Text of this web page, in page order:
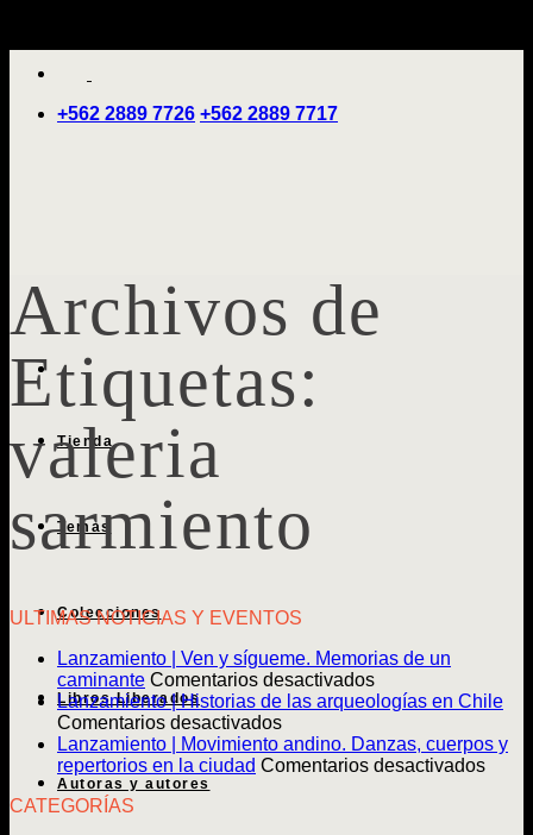
+562 2889 7726 +562 2889 7717
Tienda
Temas
Colecciones
Libros Liberados
Autoras y autores
Archivos de
Etiquetas:
valeria
sarmiento
ULTIMAS NOTICIAS Y EVENTOS
Lanzamiento | Ven y sígueme. Memorias de un
caminante Comentarios desactivadosen
Lanzamiento
Ven
y
Lanzamiento | Historias de las arqueologías en Chile
Comentarios desactivadosen
Lanzamiento
|
Lanzamiento | Movimiento andino. Danzas, cuerpos y
repertorios en la ciudad Comentarios desactivadosen
CATEGORÍAS